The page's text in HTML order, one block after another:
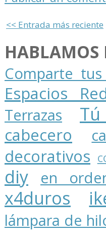
<< Entrada más reciente
HABLAMOS
Comparte
Espacios
Terrazas
cabecero
decorativos
diy
en
x4duros
lámpara de